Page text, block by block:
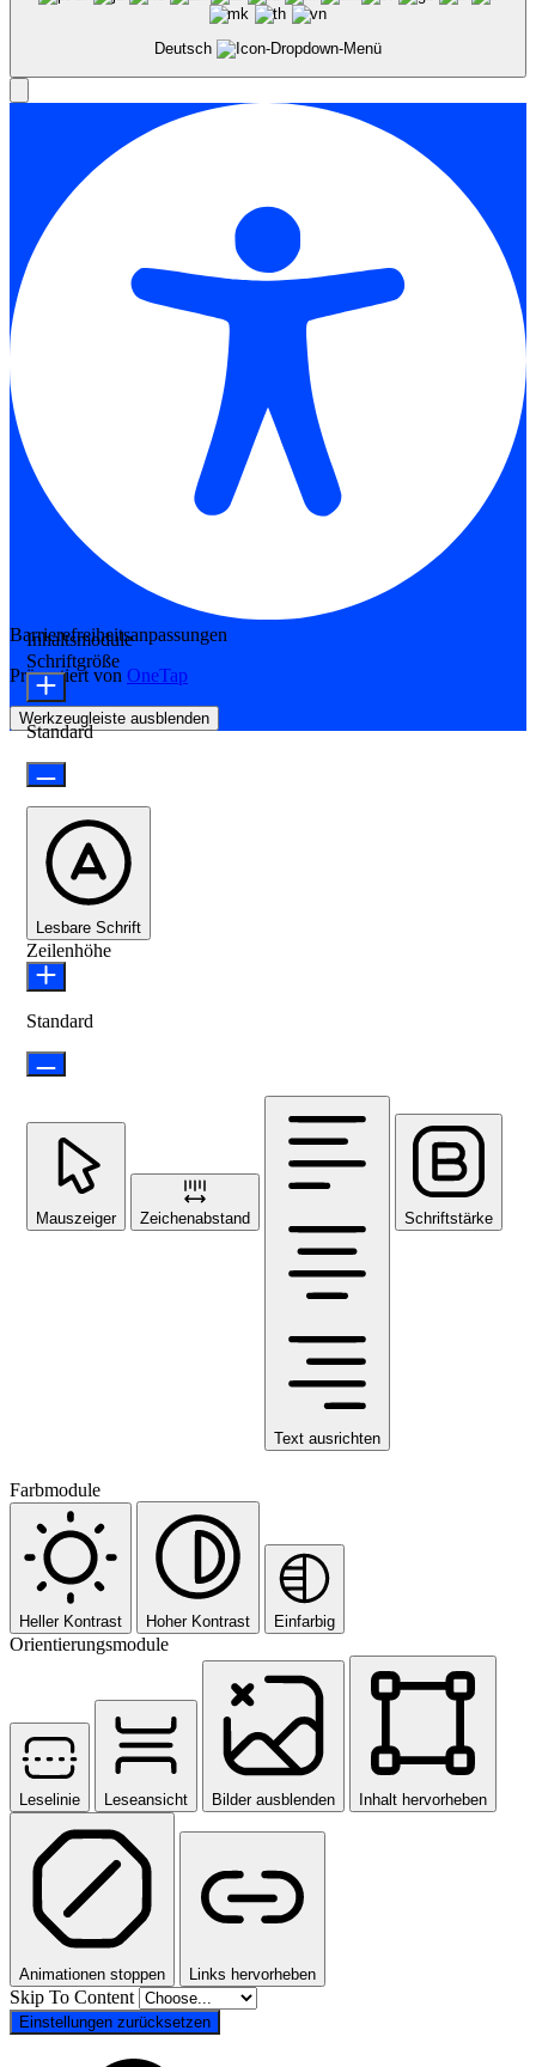
Deutsch
Barrierefreiheitsanpassungen
Präsentiert von OneTap
Werkzeugleiste ausblenden
Inhaltsmodule
Schriftgröße
Standard
Lesbare Schrift
Zeilenhöhe
Standard
Mauszeiger Zeichenabstand
Text ausrichten
Schriftstärke
Farbmodule
Heller Kontrast Hoher Kontrast Einfarbig
Orientierungsmodule
Leselinie Leseansicht Bilder ausblenden Inhalt hervorheben
Animationen stoppen Links hervorheben
Skip To Content
Einstellungen zurücksetzen